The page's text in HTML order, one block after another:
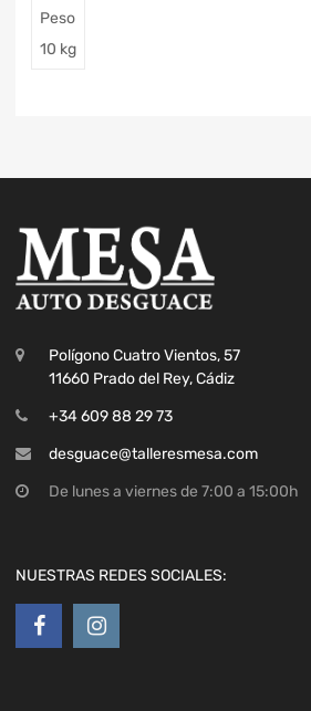
Peso
10 kg
Polígono Cuatro Vientos, 57
11660 Prado del Rey, Cádiz
+34 609 88 29 73
desguace@talleresmesa.com
De lunes a viernes de 7:00 a 15:00h
NUESTRAS REDES SOCIALES: